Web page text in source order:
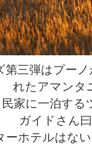
三弾はプー
れたアマンタ
家に一泊する
ガイドさん
ーホテルはな